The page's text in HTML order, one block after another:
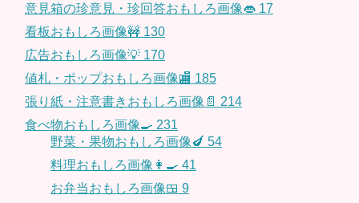
意見箱の珍意見・珍回答おもしろ画像👄 17
看板おもしろ画像🚧 130
広告おもしろ画像💡 170
値札・ポップおもしろ画像🏬 185
張り紙・注意書きおもしろ画像📄 214
食べ物おもしろ画像🍳 231
野菜・果物おもしろ画像🍆 54
料理おもしろ画像👩‍🍳 41
お弁当おもしろ画像🍱 9